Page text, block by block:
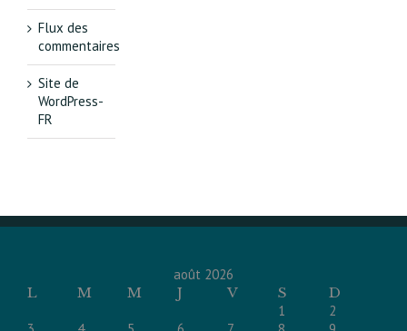
Flux des
commentaires
Site de
WordPress-
FR
août 2026
L
M M J V S
D
1
2